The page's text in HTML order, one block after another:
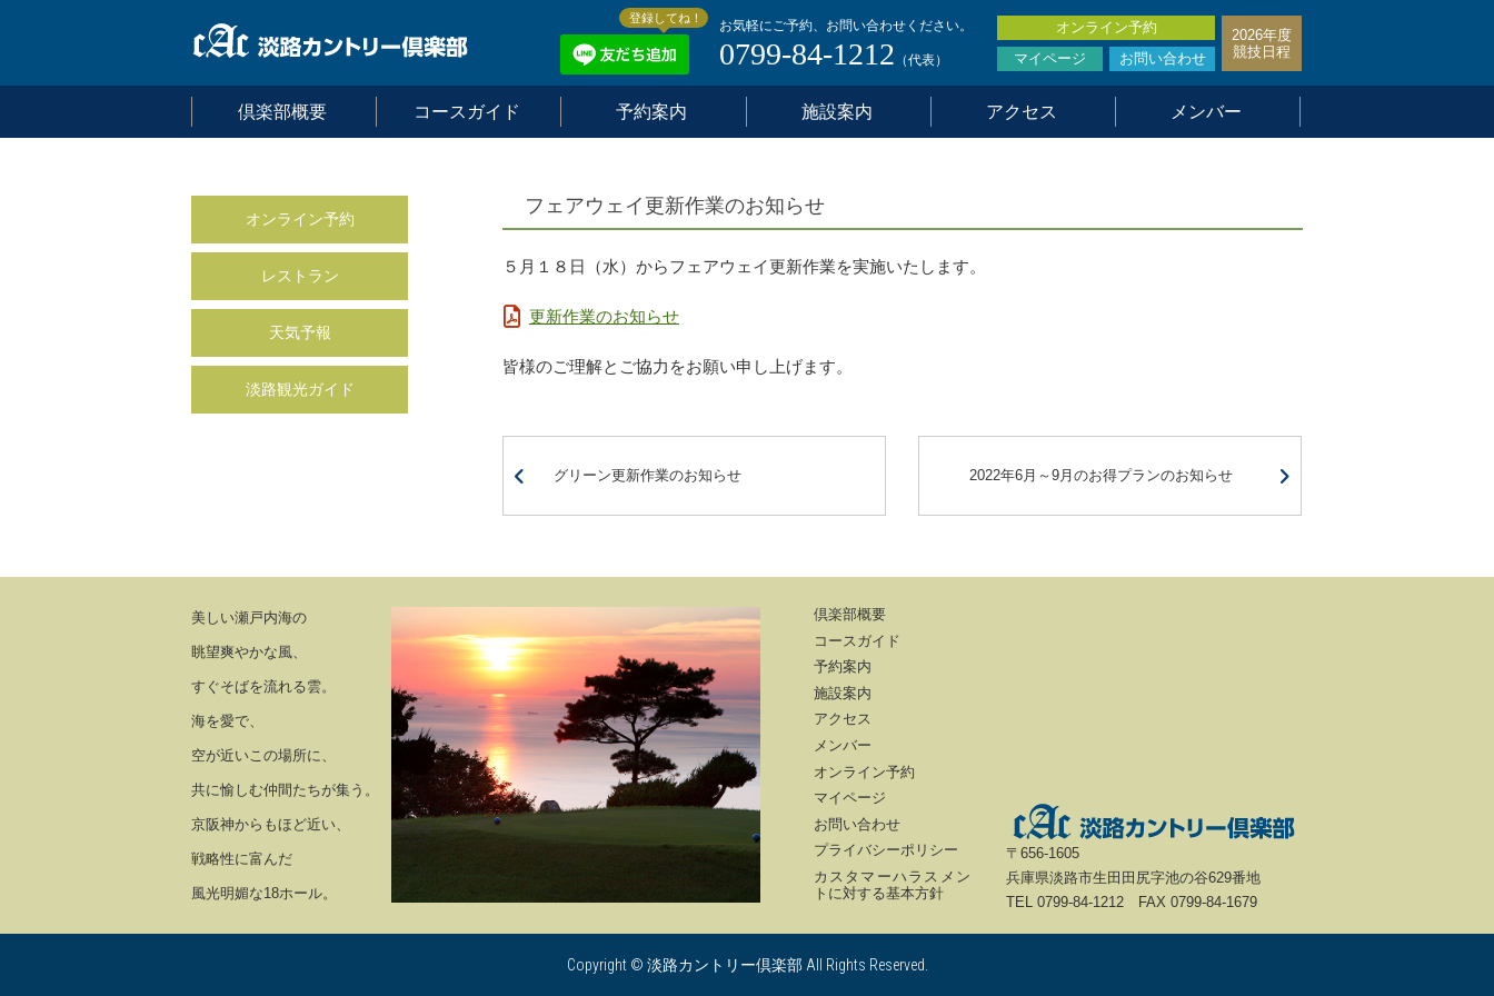
2026年度
競技日程
オンライン予約
マイページ
お問い合わせ
お気軽にご予約、お問い合わせください。
0799-84-1212 （代表）
倶楽部概要 コースガイド 予約案内 施設案内 アクセス メンバー
登録してね！
フェアウェイ更新作業のお知らせ
５月１８日（水）からフェアウェイ更新作業を実施いたします。
更新作業のお知らせ
皆様のご理解とご協力をお願い申し上げます。
グリーン更新作業のお知らせ 2022年6月～9月のお得プランのお知らせ
オンライン予約
レストラン
天気予報
淡路観光ガイド
美しい瀬戸内海の
眺望爽やかな風、
すぐそばを流れる雲。
海を愛で、
空が近いこの場所に、
共に愉しむ仲間たちが集う。
京阪神からもほど近い、
戦略性に富んだ
風光明媚な18ホール。
倶楽部概要
コースガイド
予約案内
施設案内
アクセス
メンバー
オンライン予約
マイページ
お問い合わせ
プライバシーポリシー
カスタマーハラスメン
トに対する基本方針
〒656-1605
兵庫県淡路市生田田尻字池の谷629番地
TEL 0799-84-1212 FAX 0799-84-1679
Copyright © 淡路カントリー倶楽部 All Rights Reserved.